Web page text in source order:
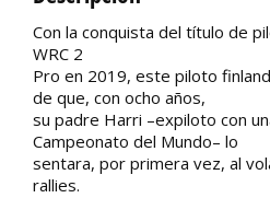
Con la conquista del título de
WRC 2
Pro en 2019, este piloto
de que, con ocho años,
su padre Harri –expiloto con
Campeonato del Mundo– lo
sentara, por primera vez, al
rallies.